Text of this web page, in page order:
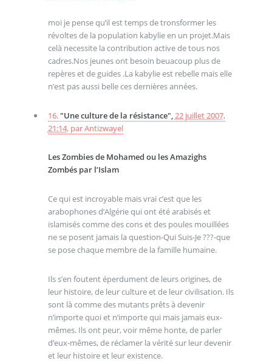
moi je pense qu’il est temps de tronsformer les
révoltes de la population kabylie en un projet.Mais
celà necessite la contribution active de tous nos
cadres.Nos jeunes ont besoin beuacoup plus de
repères et de guides .La kabylie est rebelle mais elle
n’est pas aussi belle ces dernières années.
16. "Une culture de la résistance",22 juillet 2007,
21:14, parAntizwayel
Les Zombies de Mohamed ou les Amazighs
Zombés par l’Islam
Ce qui est incroyable mais vrai c’est que les
arabophones d’Algérie qui ont été arabisés et
islamisés comme des cons et des poules mouillées
ne se posent jamais la question-Qui Suis-Je ???-que
se pose chaque membre de la famille humaine.
Ils s’en foutent éperdument de leurs origines, de
leur histoire, de leur culture et de leur civilisation. Ils
sont là comme des mutants prêts à devenir
n’importe quoi et n’importe qui mais jamais eux-
mêmes. Ils ont peur, voir même honte, de parler
d’eux-mêmes, de réclamer la vérité sur leur devenir
et leur histoire et leur existence.